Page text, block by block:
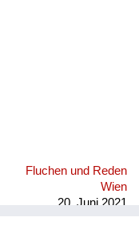
Fluchen und Reden
Wien
20. Juni 2021